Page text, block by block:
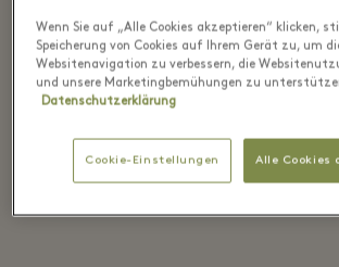
Bis zu 50%
auf den Village Preis
auf ausgewählte Artikel
Wenn Sie auf „Alle Cookies akzeptieren“ klicken,
Speicherung von Cookies auf Ihrem Gerät zu, um
Websitenavigation zu verbessern, die
und unsere Marketingbemühungen zu
Datenschutzerklärung
Cookie-Einstellungen Alle Cookies